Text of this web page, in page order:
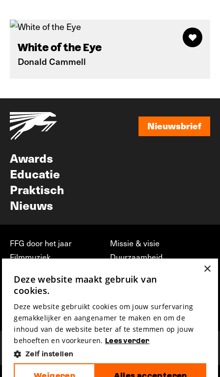
White of the Eye
Donald Cammell
Nieuwsbrief
Awards
Educatie
Praktisch
Nieuws
FFG door het jaar
Filmmuziek
Press & Industry
Film Fest Friends
Missie & visie
Duurzaamheid
vrijwilligerswerk bij FFG
Privacy & Disclaimer
×
Deze website maakt gebruik van
cookies.
Deze website gebruikt cookies om jouw surfervaring
gemakkelijker en aangenamer te maken en om de
inhoud van de website beter af te stemmen op jouw
behoeften en voorkeuren. Lees verder
Zelf instellen